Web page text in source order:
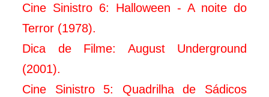
Cine Sinistro 6: Halloween - A noite do
Terror (1978).
Dica de Filme: August Underground
(2001).
Cine Sinistro 5: Quadrilha de Sádicos